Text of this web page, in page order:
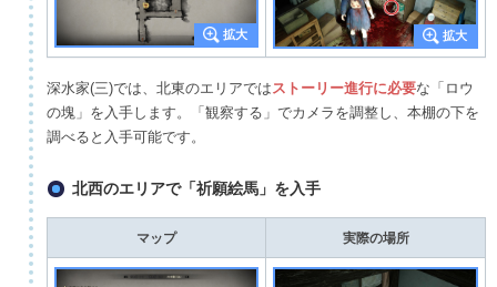
深水家(三)では、北東のエリアではストーリー進行に必要な「ロウ
の塊」を入手します。「観察する」でカメラを調整し、本棚の下を
調べると入手可能です。
北西のエリアで「祈願絵馬」を入手
マップ 実際の場所